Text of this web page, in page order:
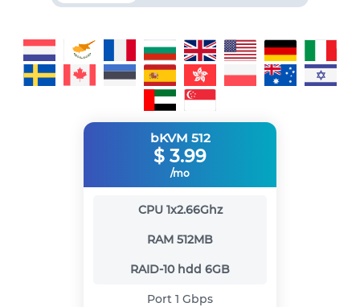
bKVM 512
$ 3.99
/mo
CPU 1x2.66Ghz
RAM 512MB
RAID-10 hdd 6GB
Port 1 Gbps